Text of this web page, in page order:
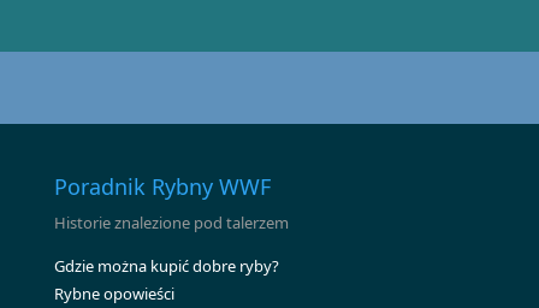
Poradnik Rybny WWF
Historie znalezione pod talerzem
Gdzie można kupić dobre ryby?
Rybne opowieści